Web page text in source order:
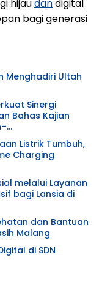
hijaudandigital
bagi generasi
Menghadiri Ultah
Sinergi
Bahas Kajian
Listrik Tumbuh,
Charging
melalui Layanan
bagi Lansia di
dan Bantuan
Malang
di SDN